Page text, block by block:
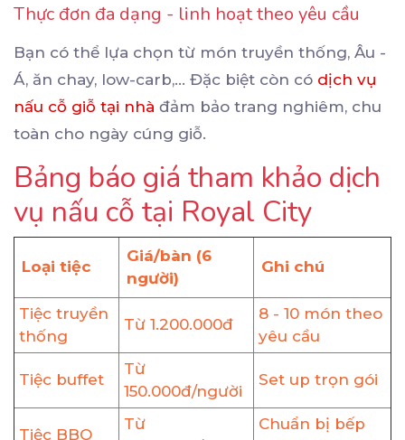
Thực đơn đa dạng - linh hoạt theo yêu cầu
Bạn có thể lựa chọn từ món truyền thống, Âu -
Á, ăn chay, low-carb,… Đặc biệt còn có dịch vụ
nấu cỗ giỗ tại nhà đảm bảo trang nghiêm, chu
toàn cho ngày cúng giỗ.
Bảng báo giá tham khảo dịch
vụ nấu cỗ tại Royal City
Loại tiệc
Giá/bàn (6
người)
Ghi chú
Tiệc truyền
thống
Từ 1.200.000đ
8 - 10 món theo
yêu cầu
Tiệc buffet
Từ
150.000đ/người
Set up trọn gói
Tiệc BBQ
Từ
Chuẩn bị bếp